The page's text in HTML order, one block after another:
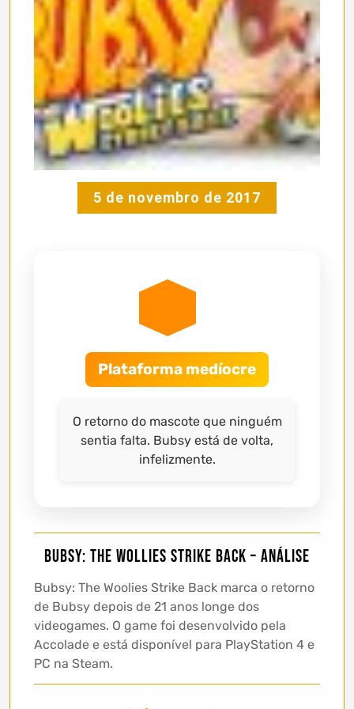
5 de novembro de 2017
Plataforma medíocre
O retorno do mascote que ninguém
sentia falta. Bubsy está de volta,
infelizmente.
Bubsy: The Wollies Strike Back – Análise
Bubsy: The Woolies Strike Back marca o retorno
de Bubsy depois de 21 anos longe dos
videogames. O game foi desenvolvido pela
Accolade e está disponível para PlayStation 4 e
PC na Steam.